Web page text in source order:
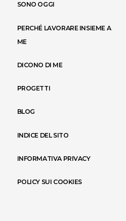
SONO OGGI
PERCHÉ LAVORARE INSIEME A
ME
DICONO DI ME
PROGETTI
BLOG
INDICE DEL SITO
INFORMATIVA PRIVACY
POLICY SUI COOKIES